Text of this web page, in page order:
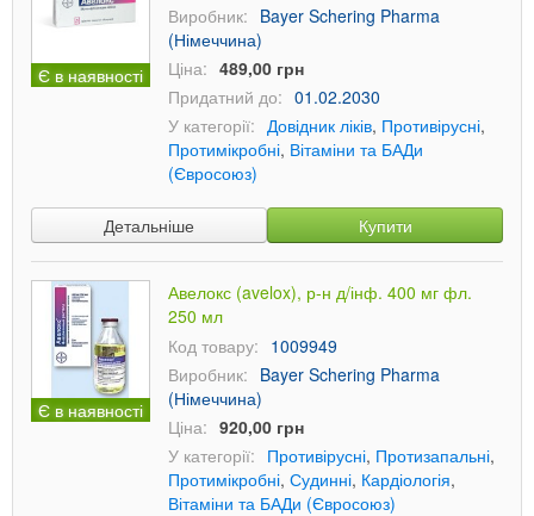
Є в наявності
Виробник: Bayer Schering Pharma
(Німеччина)
Ціна: 489,00 грн
Придатний до: 01.02.2030
У категорії: Довідник ліків, Противірусні,
Протимікробні, Вітаміни та БАДи
(Євросоюз)
Детальніше Купити
Є в наявності
Авелокс (avelox), р-н д/інф. 400 мг фл.
250 мл
Код товару: 1009949
Виробник: Bayer Schering Pharma
(Німеччина)
Ціна: 920,00 грн
У категорії: Противірусні, Протизапальні,
Протимікробні, Судинні, Кардіологія,
Вітаміни та БАДи (Євросоюз)